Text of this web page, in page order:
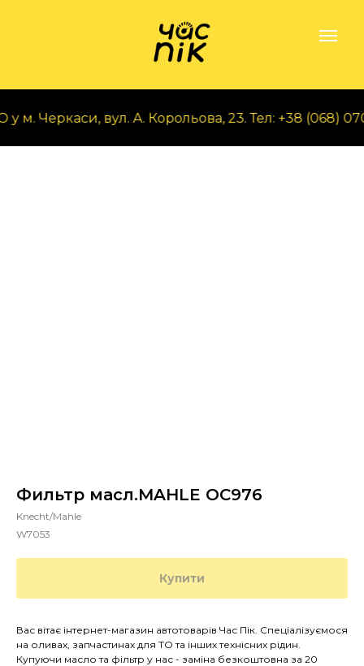
м. Черкаси, вул. А. Корольова, 23. Тел: +38 (068) 070
Фильтр масл.MAHLE OC976
Knecht/Mahle
W7053
Купити
Вас вітає інтернет-магазин автотоварів Час Пік. Спеціалізуємося
на оливах, запчастинах для ТО та інших технісних рідин.
Купуючи масло та фільтр у нас - заміна безкоштовна за 20